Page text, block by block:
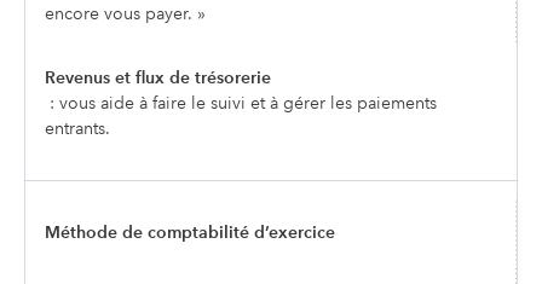
encore vous payer. »
Revenus et flux de trésorerie
: vous aide à faire le suivi et à gérer les paiements
entrants.
Méthode de comptabilité d’exercice